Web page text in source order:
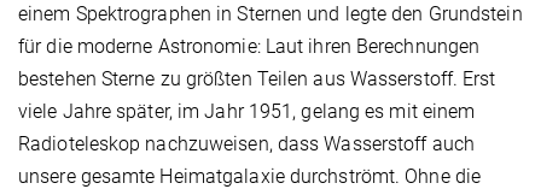
einem Spektrographen in Sternen und legte den Grundstein
für die moderne Astronomie: Laut ihren Berechnungen
bestehen Sterne zu größten Teilen aus Wasserstoff. Erst
viele Jahre später, im Jahr 1951, gelang es mit einem
Radioteleskop nachzuweisen, dass Wasserstoff auch
unsere gesamte Heimatgalaxie durchströmt. Ohne die